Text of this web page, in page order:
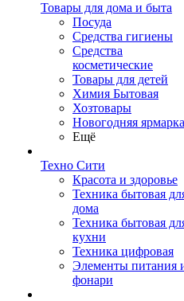
Товары для дома и быта
Посуда
Средства гигиены
Средства
косметические
Товары для детей
Химия Бытовая
Хозтовары
Новогодняя ярмарка
Ещё
Техно Сити
Красота и здоровье
Техника бытовая
дома
Техника бытовая
кухни
Техника цифровая
Элементы питания
фонари